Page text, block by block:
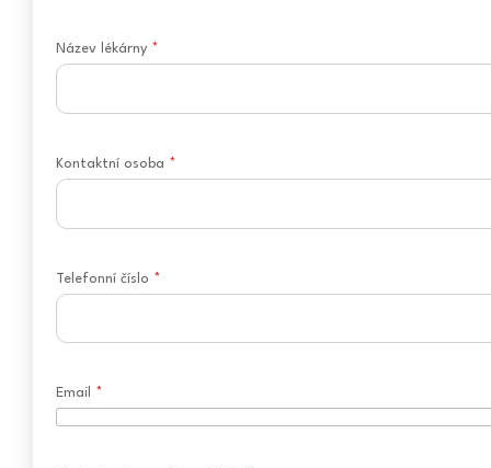
Název lékárny *
Kontaktní osoba *
Telefonní číslo *
Email *